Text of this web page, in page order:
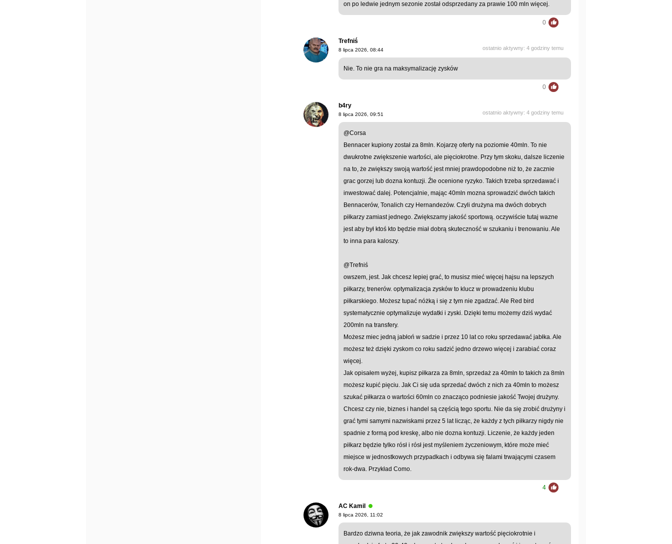
on po ledwie jednym sezonie został odsprzedany za prawie 100 mln więcej.
0
Trefniś
ostatnio aktywny: 4 godziny temu
8 lipca 2026, 08:44
Nie. To nie gra na maksymalizację zysków
0
b4ry
ostatnio aktywny: 4 godziny temu
8 lipca 2026, 09:51
@Corsa
Bennacer kupiony został za 8mln. Kojarzę oferty na poziomie 40mln. To nie
dwukrotne zwiększenie wartości, ale pięciokrotne. Przy tym skoku, dalsze liczenie
na to, że zwiększy swoją wartość jest mniej prawdopodobne niż to, że zacznie
grac gorzej lub dozna kontuzji. Źle ocenione ryzyko. Takich trzeba sprzedawać i
inwestować dalej. Potencjalnie, mając 40mln mozna sprowadzić dwóch takich
Bennacerów, Tonalich czy Hernandezów. Czyli drużyna ma dwóch dobrych
piłkarzy zamiast jednego. Zwiększamy jakość sportową. oczywiście tutaj wazne
jest aby był ktoś kto będzie miał dobrą skuteczność w szukaniu i trenowaniu. Ale
to inna para kaloszy.
@Trefniś
owszem, jest. Jak chcesz lepiej grać, to musisz mieć więcej hajsu na lepszych
piłkarzy, trenerów. optymalizacja zysków to klucz w prowadzeniu klubu
piłkarskiego. Możesz tupać nóżką i się z tym nie zgadzać. Ale Red bird
systematycznie optymalizuje wydatki i zyski. Dzięki temu możemy dziś wydać
200mln na transfery.
Możesz miec jedną jabłoń w sadzie i przez 10 lat co roku sprzedawać jabłka. Ale
możesz też dzięki zyskom co roku sadzić jedno drzewo więcej i zarabiać coraz
więcej.
Jak opisałem wyżej, kupisz piłkarza za 8mln, sprzedaż za 40mln to takich za 8mln
możesz kupić pięciu. Jak Ci się uda sprzedać dwóch z nich za 40mln to możesz
szukać piłkarza o wartości 60mln co znacząco podniesie jakość Twojej drużyny.
Chcesz czy nie, biznes i handel są częścią tego sportu. Nie da się zrobić drużyny i
grać tymi samymi nazwiskami przez 5 lat licząc, że każdy z tych piłkarzy nigdy nie
spadnie z formą pod kreskę, albo nie dozna kontuzji. Liczenie, że każdy jeden
piłkarz będzie tylko rósł i rósł jest myśleniem życzeniowym, które może mieć
miejsce w jednostkowych przypadkach i odbywa się falami trwającymi czasem
rok-dwa. Przykład Como.
4
AC Kamil
8 lipca 2026, 11:02
Bardzo dziwna teoria, że jak zawodnik zwiększy wartość pięciokrotnie i